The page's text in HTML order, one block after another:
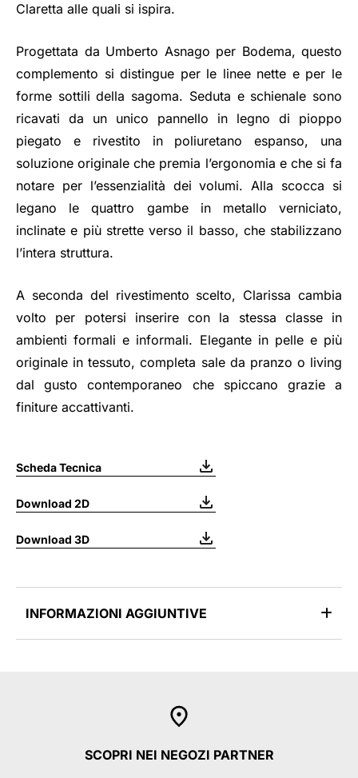
Claretta alle quali si ispira.
Progettata da Umberto Asnago per Bodema, questo
complemento si distingue per le linee nette e per le
forme sottili della sagoma. Seduta e schienale sono
ricavati da un unico pannello in legno di pioppo
piegato e rivestito in poliuretano espanso, una
soluzione originale che premia l’ergonomia e che si fa
notare per l’essenzialità dei volumi. Alla scocca si
legano le quattro gambe in metallo verniciato,
inclinate e più strette verso il basso, che stabilizzano
l’intera struttura.
A seconda del rivestimento scelto, Clarissa cambia
volto per potersi inserire con la stessa classe in
ambienti formali e informali. Elegante in pelle e più
originale in tessuto, completa sale da pranzo o living
dal gusto contemporaneo che spiccano grazie a
finiture accattivanti.
Scheda Tecnica
Download 2D
Download 3D
INFORMAZIONI AGGIUNTIVE
SCOPRI NEI NEGOZI PARTNER